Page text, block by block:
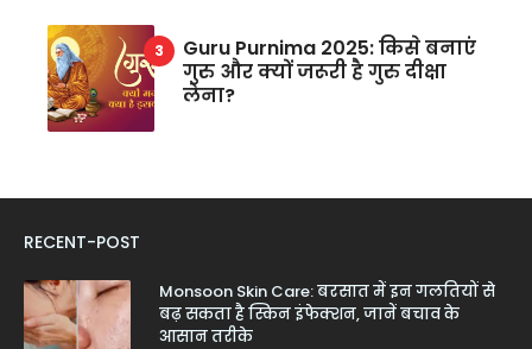
Guru Purnima 2025: किसे बनाएं
गुरु और क्यों जरूरी है गुरु दीक्षा
लेना?
RECENT-POST
Monsoon Skin Care: बरसात में इन गलतियों से
बढ़ सकता है स्किन इंफेक्शन, जानें बचाव के
आसान तरीके